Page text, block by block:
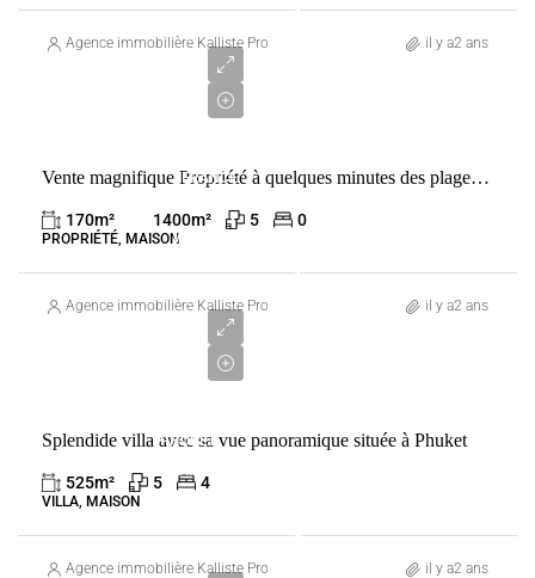
Agence immobilière Kalliste Properties il y a2 ans
FRANCE
PORTO-
VECCHIO
1
Vente magnifique Propriété à quelques minutes des plages Cala Rossa et Saint Cyprien
170m² 1400m² 5 0
PROPRIÉTÉ, MAISON
Agence immobilière Kalliste Properties il y a2 ans
PHUKET
THAÏLANDE
1
Splendide villa avec sa vue panoramique située à Phuket
525m² 5 4
VILLA, MAISON
Agence immobilière Kalliste Properties il y a2 ans
4